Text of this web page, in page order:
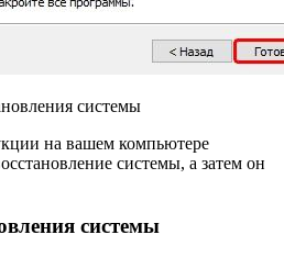
системы
на вашем компьютере
системы, а затем он
системы